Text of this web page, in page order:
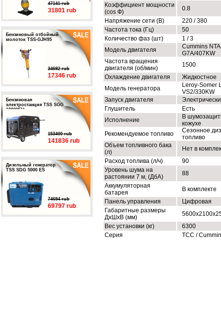
47141 rub
31801 rub
Бензиновый отбойный
молоток TSS-GJH95
34692 rub
17346 rub
Бензиновая
электростанция TSS SGG
10000EH
153400 rub
141836 rub
Дизельный генератор
TSS SDG 5000 ES
74694 rub
69797 rub
Коэффициент мощности
(cos Ф)
0.8
Напряжение сети (В)
220 / 380
Частота тока (Гц)
50
Количество фаз (шт)
1 / 3
Модель двигателя
Cummins
G7A/407KW
Частота вращения
двигателя (об/мин)
1500
Охлаждение двигателя
Жидкостное
Модель генератора
Leroy-Somer
VS2/330KW
Запуск двигателя
Глушитель
Есть
Исполнение
В
кожухе
Рекомендуемое топливо
Сезонное
топливо
Объем топливного бака
(л)
Нет в
Расход топлива (л/ч)
90
Уровень шума на
растоянии 7 м, (ДбА)
88
Аккумуляторная
батарея
В комплекте
Панель управления
Цифровая
Габаритные размеры
ДхШхВ (мм)
Вес установки (кг)
6300
Серия
ТСС /